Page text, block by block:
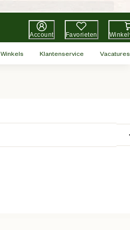
Account Favorieten
Winkels Klantenservice Vacatures